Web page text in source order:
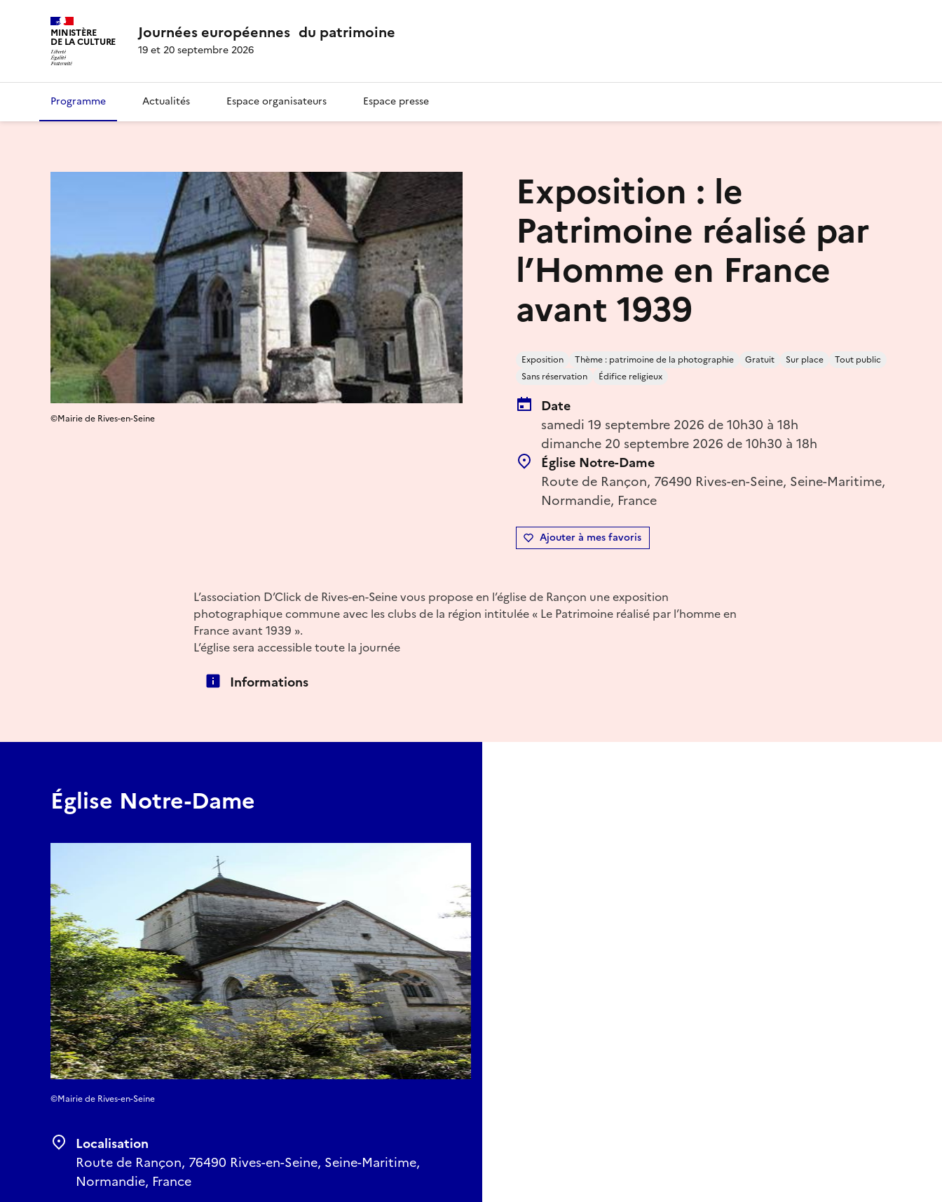
MINISTÈRE
DE LA CULTURE Journées européennes du patrimoine
19 et 20 septembre 2026
Programme Actualités Espace organisateurs Espace presse
Exposition : le
Patrimoine réalisé par
l’Homme en France
avant 1939
Exposition Thème : patrimoine de la photographie Gratuit Sur place
Tout public
Sans réservation
Édifice religieux
Date
samedi 19 septembre 2026 de 10h30 à 18h
dimanche 20 septembre 2026 de 10h30 à 18h
Église Notre-Dame
Route de Rançon, 76490 Rives-en-Seine, Seine-Maritime,
Normandie, France
Ajouter à mes favoris
©Mairie de Rives-en-Seine
L’association D’Click de Rives-en-Seine vous propose en l’église de Rançon une exposition
photographique commune avec les clubs de la région intitulée « Le Patrimoine réalisé par l’homme en
France avant 1939 ».
L’église sera accessible toute la journée
Informations
Église Notre-Dame
©Mairie de Rives-en-Seine
Localisation
Route de Rançon, 76490 Rives-en-Seine, Seine-Maritime,
Normandie, France